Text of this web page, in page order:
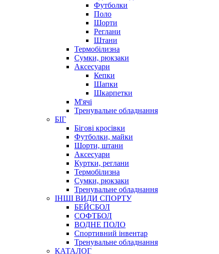
Футболки
Поло
Шорти
Реглани
Штани
Термобілизна
Сумки, рюкзаки
Аксесуари
Кепки
Шапки
Шкарпетки
М'ячі
Тренувальне обладнання
БІГ
Бігові кросівки
Футболки, майки
Шорти, штани
Аксесуари
Куртки, реглани
Термобілизна
Сумки, рюкзаки
Тренувальне обладнання
ІНШІ ВИДИ СПОРТУ
БЕЙСБОЛ
СОФТБОЛ
ВОДНЕ ПОЛО
Спортивний інвентар
Тренувальне обладнання
КАТАЛОГ